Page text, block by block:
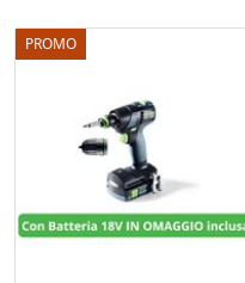
PROMO